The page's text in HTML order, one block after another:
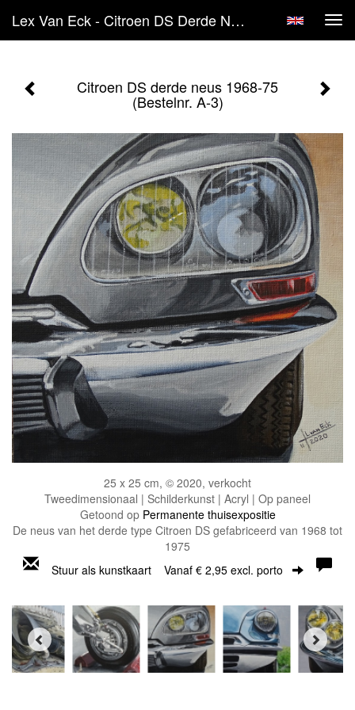
Lex Van Eck - Citroen DS Derde Neus 1968-75 (Bestelnr. A-3)
Citroen DS derde neus 1968-75
(Bestelnr. A-3)
25 x 25 cm, © 2020, verkocht
Tweedimensionaal | Schilderkunst | Acryl | Op paneel
Getoond op Permanente thuisexpositie
De neus van het derde type Citroen DS gefabriceerd van 1968 tot
1975
Stuur als kunstkaart Vanaf € 2,95 excl. porto